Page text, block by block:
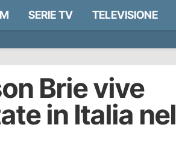
SERIE TV TELEVISIONE
Brie vive
in Italia nel